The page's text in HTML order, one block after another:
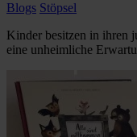
Blogs Stöpsel
Kinder besitzen in ihren
eine unheimliche